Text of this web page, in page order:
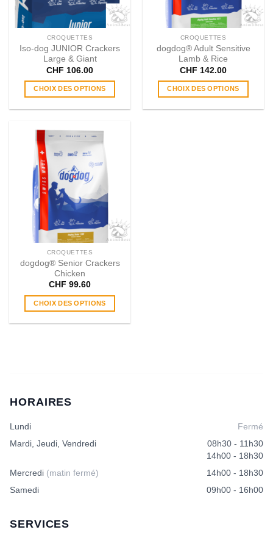
la
page
du
produit
sur
la
page
du
produit
CROQUETTES
Iso-dog JUNIOR Crackers
Large & Giant
CHF 106.00
CHOIX DES OPTIONS
plusieurs
variations.
Les
options
peuvent
être
choisies
sur
la
page
du
produit
CROQUETTES
dogdog® Adult Sensitive
Lamb & Rice
CHF 142.00
CHOIX DES OPTIONS
CROQUETTES
dogdog® Senior Crackers
Chicken
CHF 99.60
CHOIX DES OPTIONS
peuvent
sur
du
HORAIRES
Lundi
Fermé
Mardi, Jeudi, Vendredi
08h30 - 11h30
14h00 - 18h30
Mercredi (matin fermé)
14h00 - 18h30
Samedi
09h00 - 16h00
SERVICES